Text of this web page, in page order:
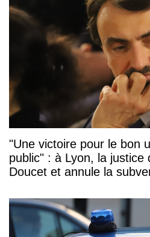
"Une victoire pour le bon
public" : à Lyon, la justice
Doucet et annule la